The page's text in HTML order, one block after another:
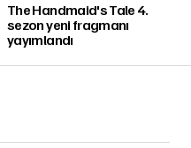
The Handmaid's Tale 4.
sezon yeni fragmanı
yayımlandı